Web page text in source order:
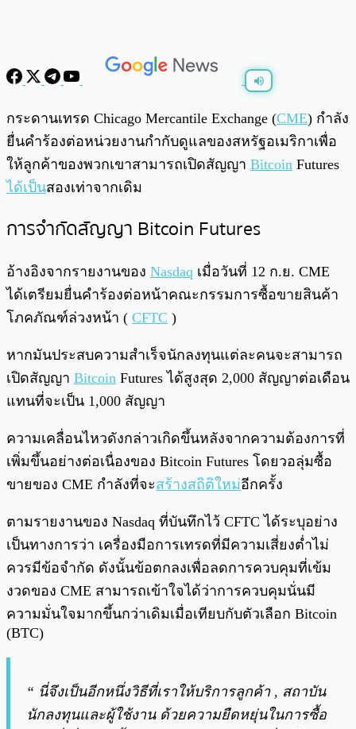
กระดานเทรด Chicago Mercantile Exchange (CME) กำลัง
ยื่นคำร้องต่อหน่วยงานกำกับดูแลของสหรัฐอเมริกาเพื่อ
ให้ลูกค้าของพวกเขาสามารถเปิดสัญญา Bitcoin Futures
ได้เป็นสองเท่าจากเดิม
การจำกัดสัญญา Bitcoin Futures
อ้างอิงจากรายงานของ Nasdaq เมื่อวันที่ 12 ก.ย. CME
ได้เตรียมยื่นคำร้องต่อหน้าคณะกรรมการซื้อขายสินค้า
โภคภัณฑ์ล่วงหน้า ( CFTC )
หากมันประสบความสำเร็จนักลงทุนแต่ละคนจะสามารถ
เปิดสัญญา Bitcoin Futures ได้สูงสุด 2,000 สัญญาต่อเดือน
แทนที่จะเป็น 1,000 สัญญา
ความเคลื่อนไหวดังกล่าวเกิดขึ้นหลังจากความต้องการที่
เพิ่มขึ้นอย่างต่อเนื่องของ Bitcoin Futures โดยวอลุ่มซื้อ
ขายของ CME กำลังที่จะสร้างสถิติใหม่อีกครั้ง
ตามรายงานของ Nasdaq ที่บันทึกไว้ CFTC ได้ระบุอย่าง
เป็นทางการว่า เครื่องมือการเทรดที่มีความเสี่ยงต่ำไม่
ควรมีข้อจำกัด ดังนั้นข้อตกลงเพื่อลดการควบคุมที่เข้ม
งวดของ CME สามารถเข้าใจได้ว่าการควบคุมนั่นมี
ความมั่นใจมากขึ้นกว่าเดิมเมื่อเทียบกับตัวเลือก Bitcoin
(BTC)
“ นี่จึงเป็นอีกหนึ่งวิธีที่เราให้บริการลูกค้า , สถาบัน
นักลงทุนและผู้ใช้งาน ด้วยความยืดหยุ่นในการซื้อ